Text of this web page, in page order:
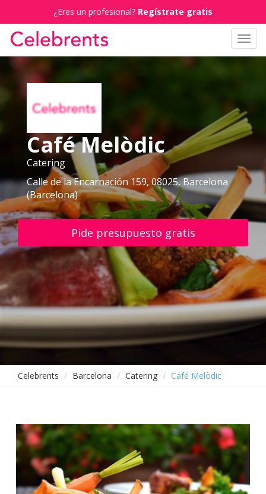
¿Eres un profesional? Regístrate gratis
Café Melòdic
Catering
Calle de la Encarnación 159, 08025, Barcelona
(Barcelona)
Pide presupuesto gratis
Celebrents Barcelona Catering Café Melòdic